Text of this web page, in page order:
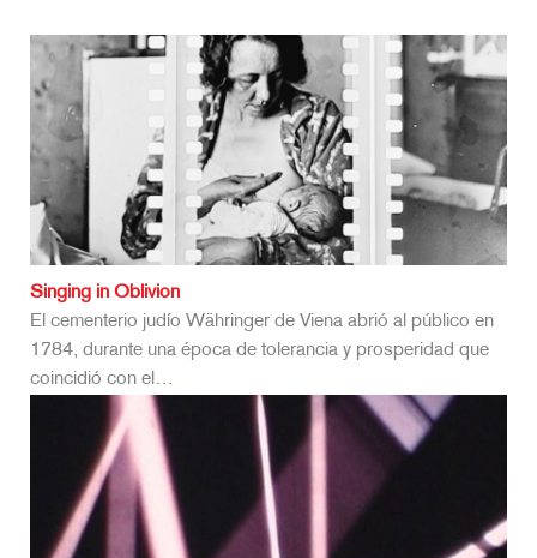
Singing in Oblivion
El cementerio judío Währinger de Viena abrió al público en
1784, durante una época de tolerancia y prosperidad que
coincidió con el…